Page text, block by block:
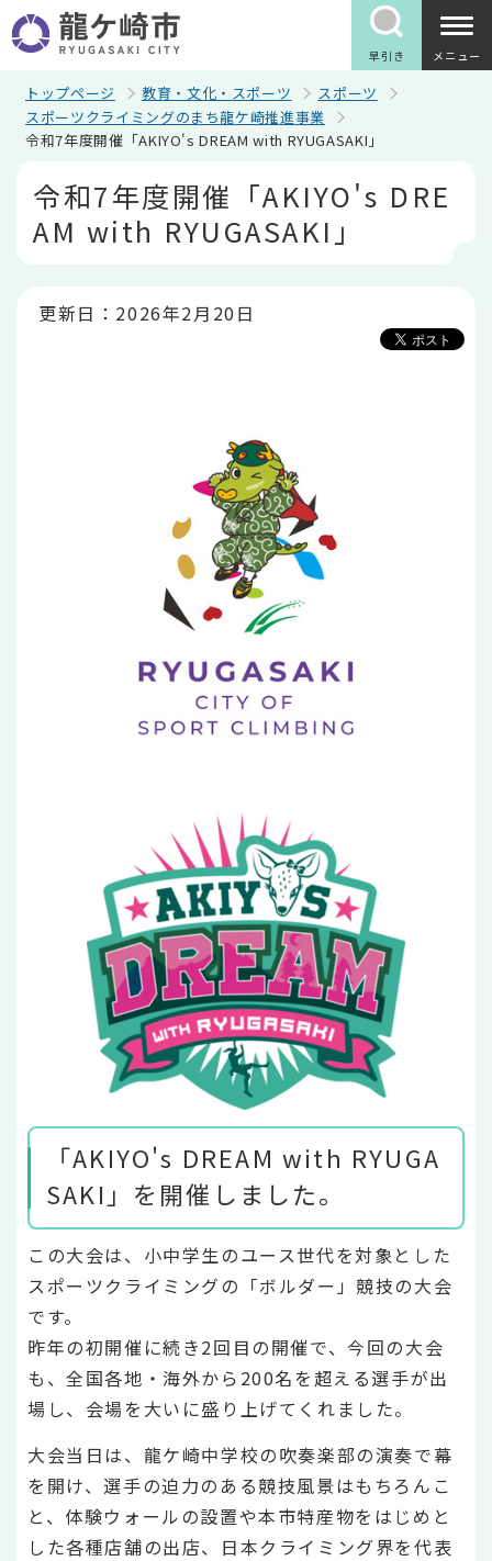
の
ペ
早引き メニュー
トップページ 教育・文化・スポーツ
スポーツ
スポーツクライミングのまち龍ケ崎推進事業
令和7年度開催「AKIYO's DREAM with RYUGASAKI」
令和7年度開催「AKIYO's DRE
AM with RYUGASAKI」
更新日：2026年2月20日
「AKIYO's DREAM with RYUGA
SAKI」を開催しました。
この大会は、小中学生のユース世代を対象とした
スポーツクライミングの「ボルダー」競技の大会
です。
昨年の初開催に続き2回目の開催で、今回の大会
も、全国各地・海外から200名を超える選手が出
場し、会場を大いに盛り上げてくれました。
大会当日は、龍ケ崎中学校の吹奏楽部の演奏で幕
を開け、選手の迫力のある競技風景はもちろんこ
と、体験ウォールの設置や本市特産物をはじめと
した各種店舗の出店、日本クライミング界を代表